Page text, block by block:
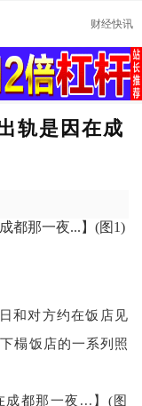
财经快讯
轨是因在成
和对方约在饭店见
榻饭店的一系列照